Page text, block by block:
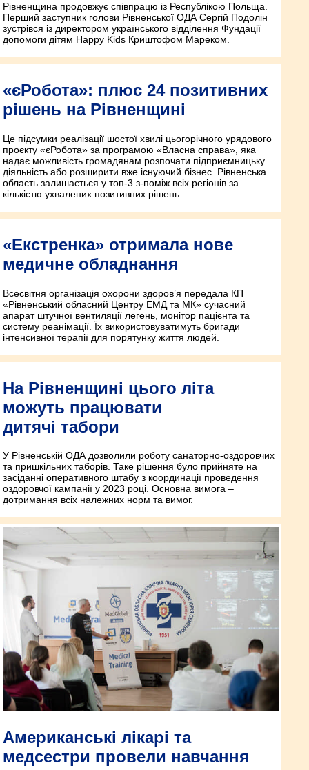
Рівненщина продовжує співпрацю із Республікою Польща.
Перший заступник голови Рівненської ОДА Сергій Подолін
зустрівся із директором українського відділення Фундації
допомоги дітям Happy Kids Криштофом Мареком.
«єРобота»: плюс 24 позитивних
рішень на Рівненщині
Це підсумки реалізації шостої хвилі цьогорічного урядового
проєкту «єРобота» за програмою «Власна справа», яка
надає можливість громадянам розпочати підприємницьку
діяльність або розширити вже існуючий бізнес. Рівненська
область залишається у топ-3 з-поміж всіх регіонів за
кількістю ухвалених позитивних рішень.
«Екстренка» отримала нове
медичне обладнання
Всесвітня організація охорони здоров’я передала КП
«Рівненський обласний Центру ЕМД та МК» сучасний
апарат штучної вентиляції легень, монітор пацієнта та
систему реанімації. Їх використовуватимуть бригади
інтенсивної терапії для порятунку життя людей.
На Рівненщині цього літа
можуть працювати
дитячі табори
У Рівненській ОДА дозволили роботу санаторно-оздоровчих
та пришкільних таборів. Таке рішення було прийняте на
засіданні оперативного штабу з координації проведення
оздоровчої кампанії у 2023 році. Основна вимога –
дотримання всіх належних норм та вимог.
Американські лікарі та
медсестри провели навчання